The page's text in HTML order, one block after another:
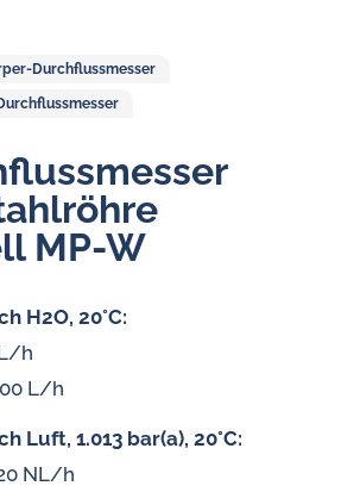
Durchflussmesser
MP-W
H2O, 20°C:
h
L/h
Luft, 1.013 bar(a), 20°C:
NL/h